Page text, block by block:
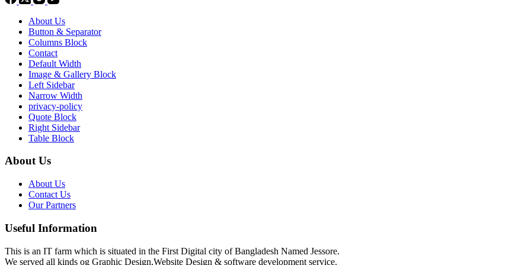
About Us
Button & Separator
Columns Block
Contact
Default Width
Image & Gallery Block
Left Sidebar
Narrow Width
privacy-policy
Quote Block
Right Sidebar
Table Block
About Us
About Us
Contact Us
Our Partners
Useful Information
This is an IT farm which is situated in the First Digital city of Bangladesh Named Jessore.
We served all kinds og Graphic Design,Website Design & software development service.